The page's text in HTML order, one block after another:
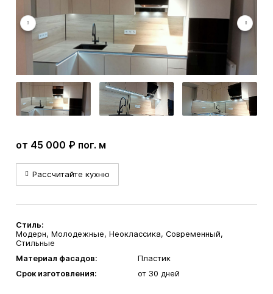
от 45 000 ₽ пог. м
Рассчитайте кухню
Стиль:
Модерн, Молодежные, Неоклассика, Современный,
Стильные
Материал фасадов:
Пластик
Срок изготовления:
от 30 дней